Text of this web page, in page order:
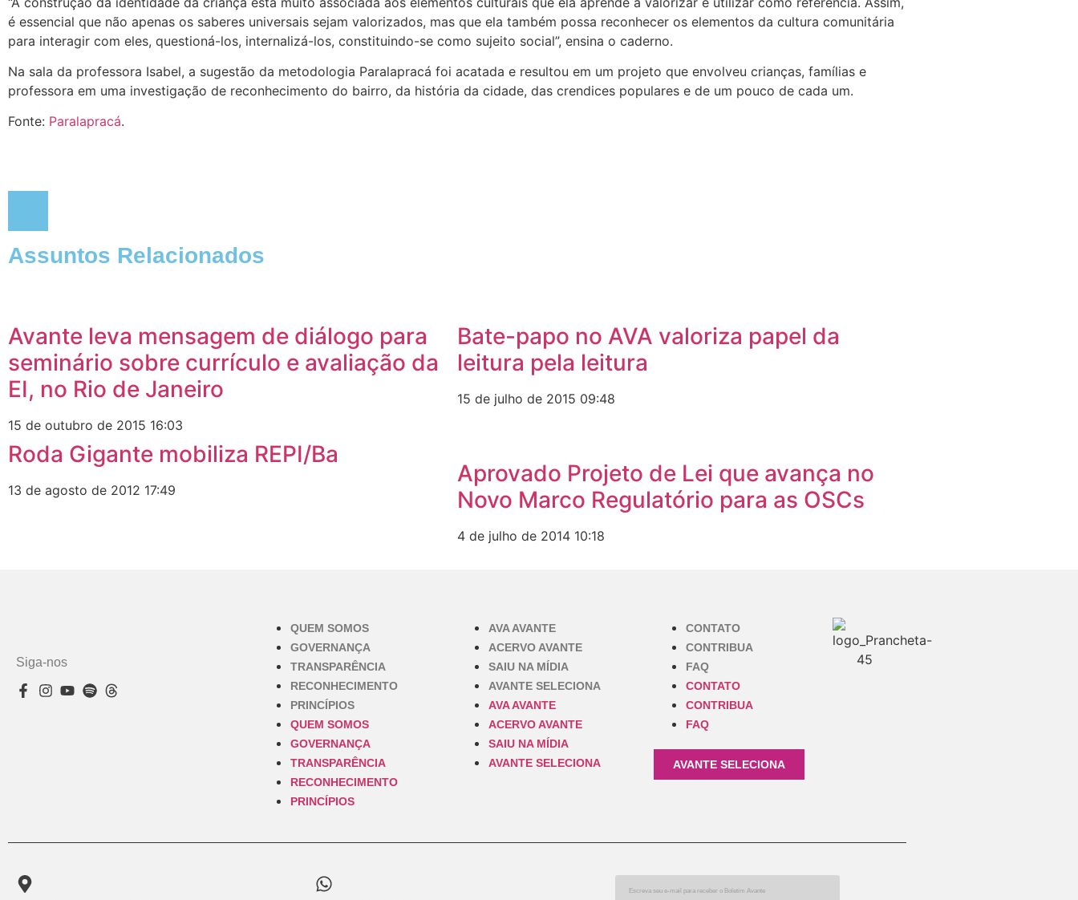
é essencial que não apenas os saberes universais sejam valorizados, mas que ela também possa reconhecer os elementos da cultura comunitária
para interagir com eles, questioná-los, internalizá-los, constituindo-se como sujeito social”, ensina o caderno.
Na sala da professora Isabel, a sugestão da metodologia Paralapracá foi acatada e resultou em um projeto que envolveu crianças, famílias e
professora em uma investigação de reconhecimento do bairro, da história da cidade, das crendices populares e de um pouco de cada um.
Fonte: Paralapracá.
Assuntos Relacionados
Avante leva mensagem de diálogo para
seminário sobre currículo e avaliação da
EI, no Rio de Janeiro
15 de outubro de 2015 16:03
Bate-papo no AVA valoriza papel da
leitura pela leitura
15 de julho de 2015 09:48
Roda Gigante mobiliza REPI/Ba
13 de agosto de 2012 17:49
Aprovado Projeto de Lei que avança no
Novo Marco Regulatório para as OSCs
4 de julho de 2014 10:18
Siga-nos
QUEM SOMOS
GOVERNANÇA
TRANSPARÊNCIA
RECONHECIMENTO
PRINCÍPIOS
QUEM SOMOS
GOVERNANÇA
TRANSPARÊNCIA
RECONHECIMENTO
PRINCÍPIOS
AVA AVANTE
ACERVO AVANTE
SAIU NA MÍDIA
AVANTE SELECIONA
AVA AVANTE
ACERVO AVANTE
SAIU NA MÍDIA
AVANTE SELECIONA
CONTATO
CONTRIBUA
FAQ
CONTATO
CONTRIBUA
FAQ
AVANTE SELECIONA